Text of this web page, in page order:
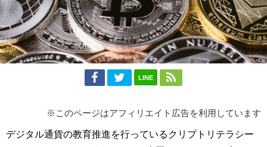
LINE
※このページはアフィリエイト広告を利用しています
デジタル通貨の教育推進を行っているクリプトリテラシー